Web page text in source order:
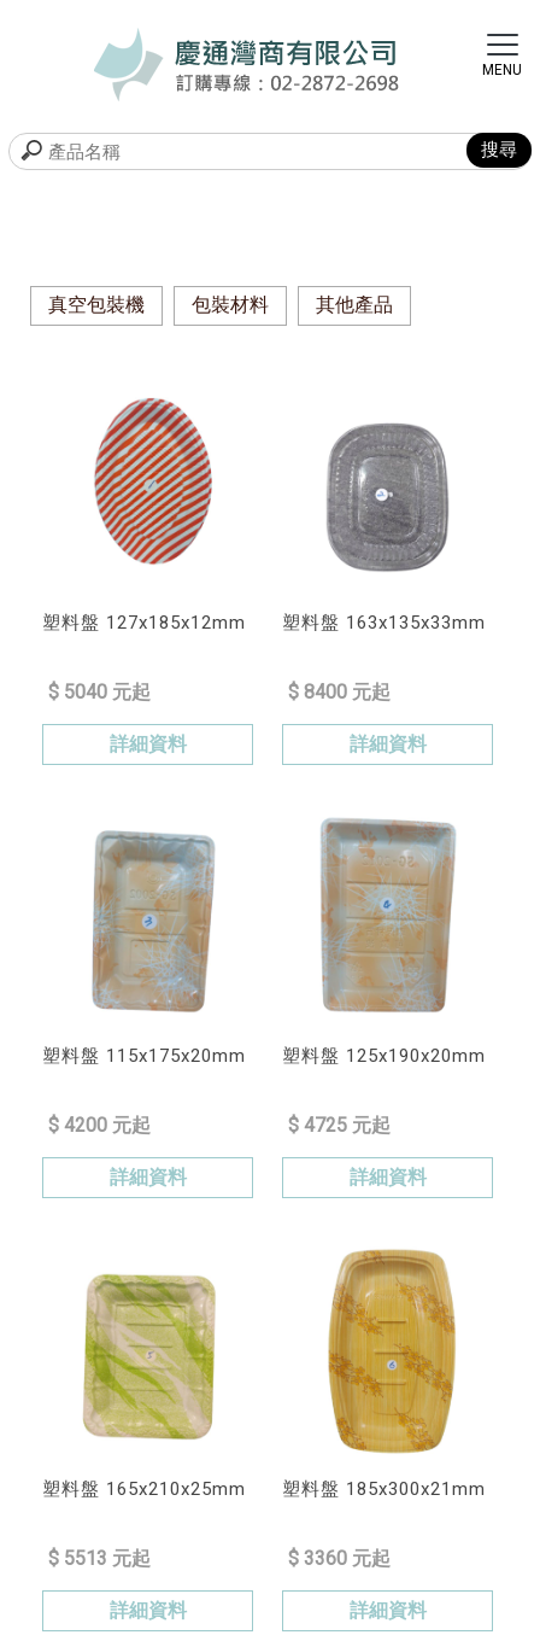
真空包裝機 包裝材料 其他產品
塑料盤 127x185x12mm
$ 5040 元起
詳細資料
塑料盤 163x135x33mm
$ 8400 元起
詳細資料
塑料盤 115x175x20mm
$ 4200 元起
詳細資料
塑料盤 125x190x20mm
$ 4725 元起
詳細資料
塑料盤 165x210x25mm
$ 5513 元起
詳細資料
塑料盤 185x300x21mm
$ 3360 元起
詳細資料